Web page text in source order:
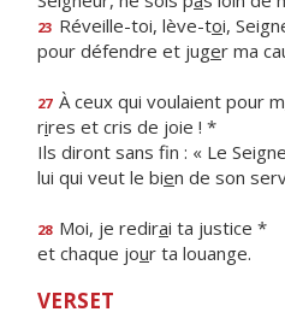
23 Réveille-toi, lève-toi,
pour défendre et juger ma
27 À ceux qui voulaient pour m
rires et cris de joie ! *
Ils diront sans fin : « Le Seigne
lui qui veut le bien de son
28 Moi, je redirai ta justice *
et chaque jour ta louange.
VERSET